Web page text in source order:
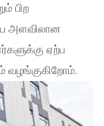
பிற
அளவிலான
ஏற்ப
வழங்குகிறோம்.